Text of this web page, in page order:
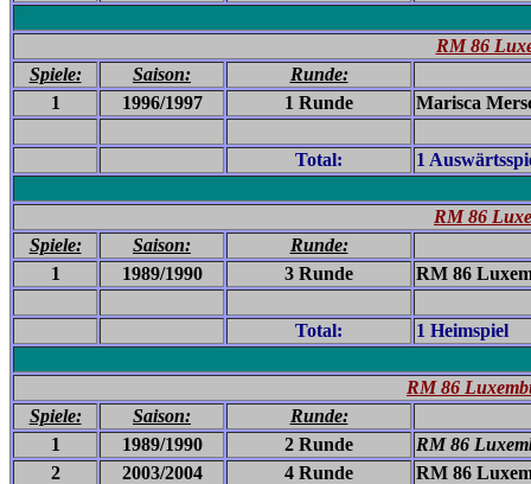
RM 86
Spiele:
Saison:
Runde:
1
1996/1997 1 Runde Marisca
Total: 1
RM 86
Spiele:
Saison:
Runde:
1
1989/1990 3 Runde RM 86
Total: 1 Heimspiel
RM 86
Spiele:
Saison:
Runde:
1
1989/1990 2 Runde
RM 86
2
2003/2004 4 Runde RM 86